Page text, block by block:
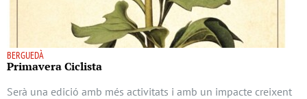
BERGUEDÀ
Primavera Ciclista
Serà una edició amb més activitats i amb un impacte creixent